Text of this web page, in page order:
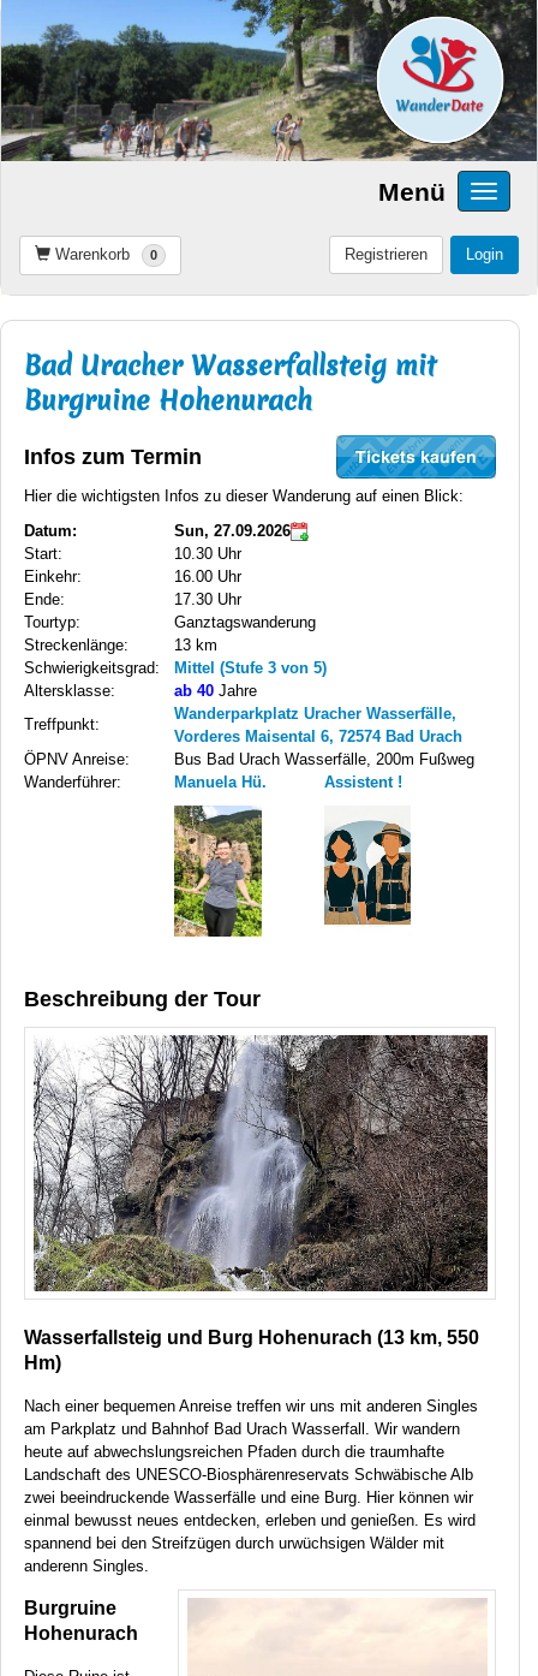
Menü
Warenkorb 0 Login
Registrieren
Bad Uracher Wasserfallsteig mit
Burgruine Hohenurach
Infos zum Termin
Hier die wichtigsten Infos zu dieser Wanderung auf einen Blick:
Datum:
Sun, 27.09.2026
Start:
10.30 Uhr
Einkehr:
16.00 Uhr
Ende:
17.30 Uhr
Tourtyp:
Ganztagswanderung
Streckenlänge:
13 km
Schwierigkeitsgrad:
Mittel (Stufe 3 von 5)
Altersklasse:
ab 40 Jahre
Treffpunkt:
Wanderparkplatz Uracher Wasserfälle,
Vorderes Maisental 6, 72574 Bad Urach
ÖPNV Anreise:
Bus Bad Urach Wasserfälle, 200m Fußweg
Wanderführer:
Manuela Hü. Assistent !
Beschreibung der Tour
Wasserfallsteig und Burg Hohenurach (13 km, 550
Hm)
Nach einer bequemen Anreise treffen wir uns mit anderen Singles
am Parkplatz und Bahnhof Bad Urach Wasserfall. Wir wandern
heute auf abwechslungsreichen Pfaden durch die traumhafte
Landschaft des UNESCO-Biosphärenreservats Schwäbische Alb
zwei beeindruckende Wasserfälle und eine Burg. Hier können wir
einmal bewusst neues entdecken, erleben und genießen. Es wird
spannend bei den Streifzügen durch urwüchsigen Wälder mit
anderenn Singles.
Burgruine
Hohenurach